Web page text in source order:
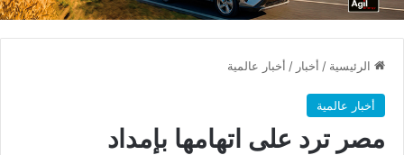
الرئيسية / أخبار / أخبار عالمية
أخبار عالمية
مصر ترد على اتهامها بإمداد